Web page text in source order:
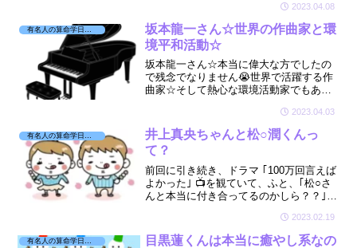
見てみたら、まさに！そんな時でした☆
2023.04.08
有名人の算命学日記☆
坂本龍一さん☆世界の作曲家と環
境平和活動☆
坂本龍一さん☆本当に偉大な方でしたの
で残念でなりません😭世界で活躍する作
曲家☆そして熱心な環境活動家でもあり
くなられ悲しいです😢そんな思いを綴り
ました☆ご冥福をお祈りいたします☆
2023.04.03
井上真央ちゃんと松○潤くんっ
て？
前回に引き続き、ドラマ ｢100万回言えば
よかった｣ 📺を観ていて、ふと、｢松○さ
んと本当に付き合ってるのかしら？？｣と
ーハーなおばちゃんでごめんなさい😅勝
手に鑑定しちゃいましたよ☆
2023.02.19
目黒蓮くんは本当に癒やし系なの